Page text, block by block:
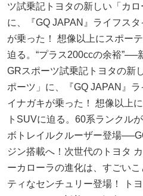
ツ試乗記トヨタの新しい「カロ
に、『GQ JAPAN』ライフス
が乗った！ 想像以上にスポー
迫る。“プラス200ccの余裕”──
GRスポーツ試乗記トヨタの新
ポーツ」に、『GQ JAPAN』
イナガキが乗った！ 想像以上
トSUVに迫る。60系ランクル
ボトレイルクルーザー登場
ジン搭載へ！次世代のトヨタ
ーカローラの進化は、すごい
ティなセンチュリー登場！ ト